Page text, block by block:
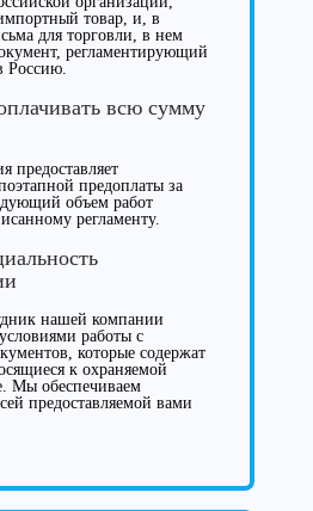
товар, и, в
для торговли, в нем
регламентирующий
Россию.
всю сумму
предоставляет
предоплаты за
объем работ
регламенту.
нашей компании
работы с
которые содержат
к охраняемой
Мы обеспечиваем
предоставляемой вами